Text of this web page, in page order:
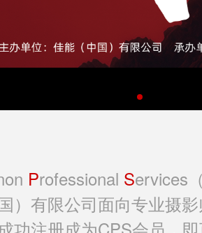
Professional Services
）有限公司面向专业摄